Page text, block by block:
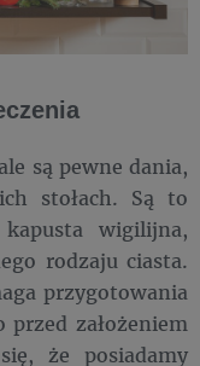
są pewne dania,
stołach. Są to
wigilijna,
rodzaju ciasta.
przygotowania
założeniem
że posiadamy